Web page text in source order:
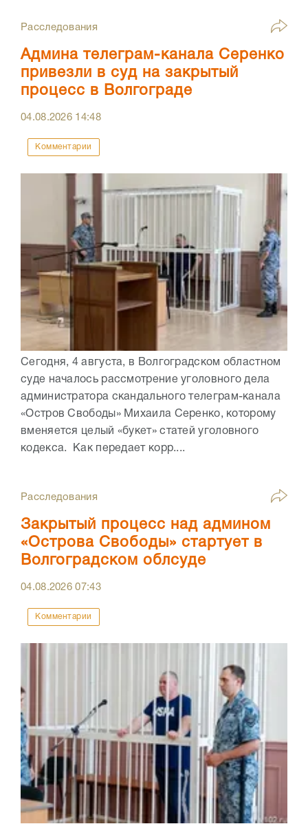
Расследования
Админа телеграм-канала Серенко
привезли в суд на закрытый
процесс в Волгограде
04.08.2026 14:48
Комментарии
Сегодня, 4 августа, в Волгоградском областном
суде началось рассмотрение уголовного дела
администратора скандального телеграм-канала
«Остров Свободы» Михаила Серенко, которому
вменяется целый «букет» статей уголовного
кодекса. Как передает корр....
Расследования
Закрытый процесс над админом
«Острова Свободы» стартует в
Волгоградском облсуде
04.08.202607:43
Комментарии